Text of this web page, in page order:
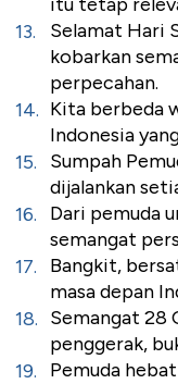
Selamat Hari
kobarkan
perpecahan.
Kita berbeda
Indonesia
Sumpah
dijalankan
Dari pemuda
semangat
Bangkit,
masa depan
Semangat 28
penggerak,
Pemuda